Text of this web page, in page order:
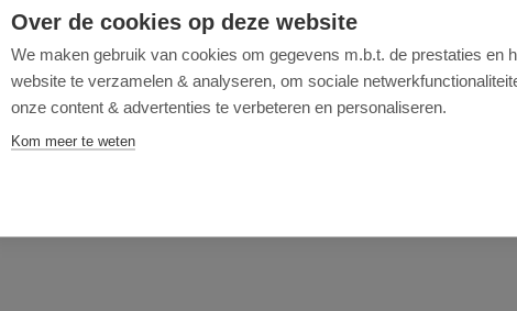
R10 stadsring: 2,8km en Waaslandtunnel: 2,9km
13,14:350m, metro station: 450m en station Antwerpen-
Over de cookies op deze website
We maken gebruik van cookies om gegevens m.b.t. de prestaties en
website te verzamelen & analyseren, om sociale
onze content & advertenties te verbeteren en personaliseren.
Kom meer te weten